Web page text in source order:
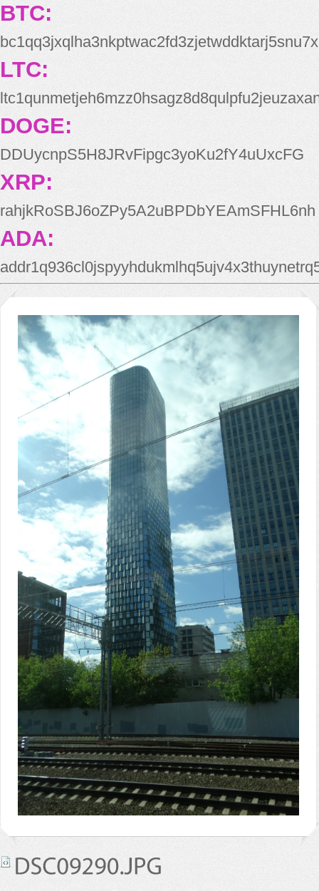
BTC:
bc1qq3jxqlha3nkptwac2fd3zjetwddktarj5snu7x
LTC:
DOGE:
DDUycnpS5H8JRvFipgc3yoKu2fY4uUxcFG
XRP:
rahjkRoSBJ6oZPy5A2uBPDbYEAmSFHL6nh
ADA: